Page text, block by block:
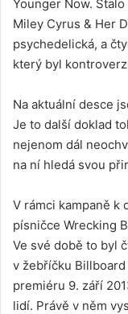
Younger Now.
Miley Cyrus & Her
psychedelická, a
který byl
Na aktuální desce
Je to další doklad
nejenom dál
na ní hledá svou
V rámci kampaně k
písničce Wrecking
Ve své době to byl
v žebříčku
premiéru 9. září
lidí. Právě v něm